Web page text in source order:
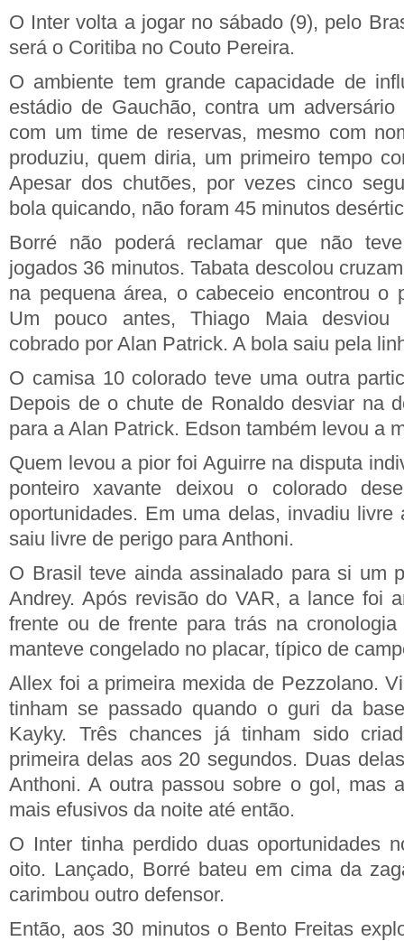
O Inter volta a jogar no sábado (9), pelo
será o Coritiba no Couto Pereira.
O ambiente tem grande capacidade de
estádio de Gauchão, contra um
com um time de reservas, mesmo com
produziu, quem diria, um primeiro tempo
Apesar dos chutões, por vezes cinco
bola quicando, não foram 45 minutos
Borré não poderá reclamar que não
jogados 36 minutos. Tabata descolou
na pequena área, o cabeceio encontrou o
Um pouco antes, Thiago Maia desviou
cobrado por Alan Patrick. A bola saiu pela
O camisa 10 colorado teve uma outra
Depois de o chute de Ronaldo desviar na
para a Alan Patrick. Edson também levou a
Quem levou a pior foi Aguirre na disputa
ponteiro xavante deixou o colorado
oportunidades. Em uma delas, invadiu livre
saiu livre de perigo para Anthoni.
O Brasil teve ainda assinalado para si um
Andrey. Após revisão do VAR, a lance foi
frente ou de frente para trás na
manteve congelado no placar, típico de
Allex foi a primeira mexida de Pezzolano.
tinham se passado quando o guri da
Kayky. Três chances já tinham sido
primeira delas aos 20 segundos. Duas
Anthoni. A outra passou sobre o gol, mas
mais efusivos da noite até então.
O Inter tinha perdido duas oportunidades
oito. Lançado, Borré bateu em cima da
carimbou outro defensor.
Então, aos 30 minutos o Bento Freitas